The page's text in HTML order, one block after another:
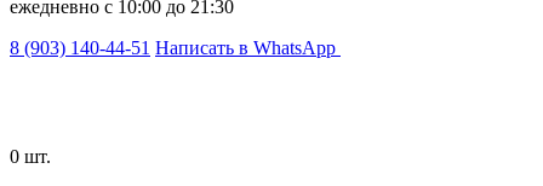
ежедневно с 10:00 до 21:30
8 (903) 140-44-51 Написать в WhatsApp
0 шт.